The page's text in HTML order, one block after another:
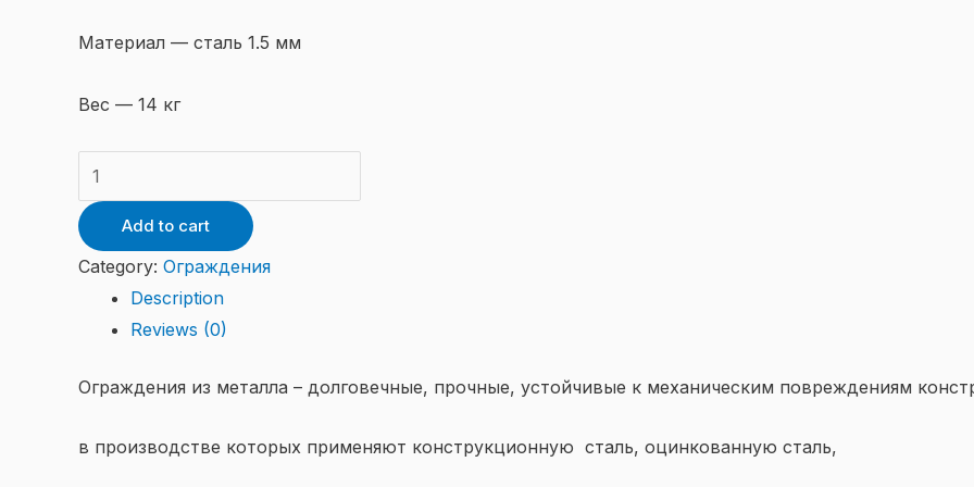
Материал — сталь 1.5 мм
Вес — 14 кг
Панно
калитка
005
quantity
Add to cart
Category: Ограждения
Description
Reviews (0)
Ограждения из металла – долговечные, прочные, устойчивые к механическим повреждениям
в производстве которых применяют конструкционную сталь, оцинкованную сталь,